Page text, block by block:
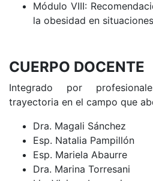
Módulo VIII:
la obesidad en
CUERPO DOCENTE
Integrado por
trayectoria en el campo que
Dra. Magali Sánchez
Esp. Natalia Pampillón
Esp. Mariela Abaurre
Dra. Marina Torresani